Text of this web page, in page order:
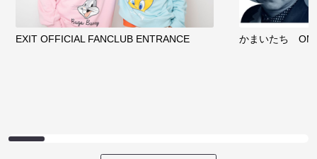
EXIT OFFICIAL FANCLUB ENTRANCE かまいたち